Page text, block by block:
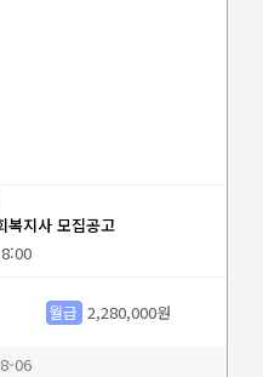
복지사 모집공고
월급 2,280,000원
06